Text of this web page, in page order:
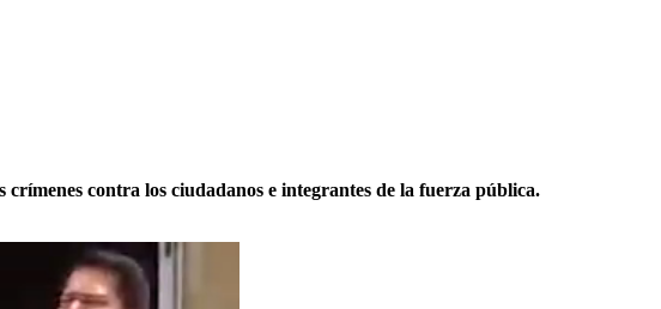
crímenes contra los ciudadanos e integrantes de la fuerza pública.